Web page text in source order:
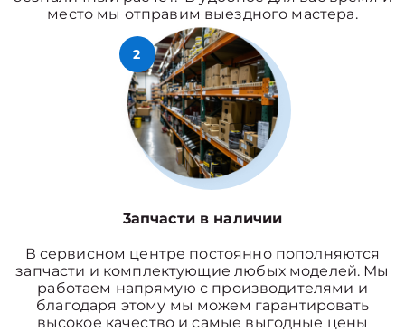
место мы отправим выездного мастера.
2
3апчасти в наличии
В сервисном центре постоянно пополняются
запчасти и комплектующие любых моделей. Мы
работаем напрямую с производителями и
благодаря этому мы можем гарантировать
высокое качество и самые выгодные цены